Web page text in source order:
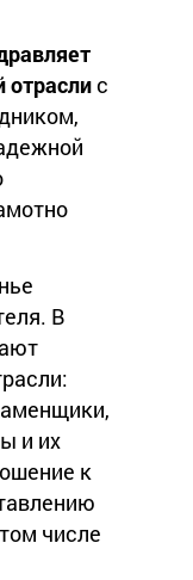
отраслис
В
и их
к
числе